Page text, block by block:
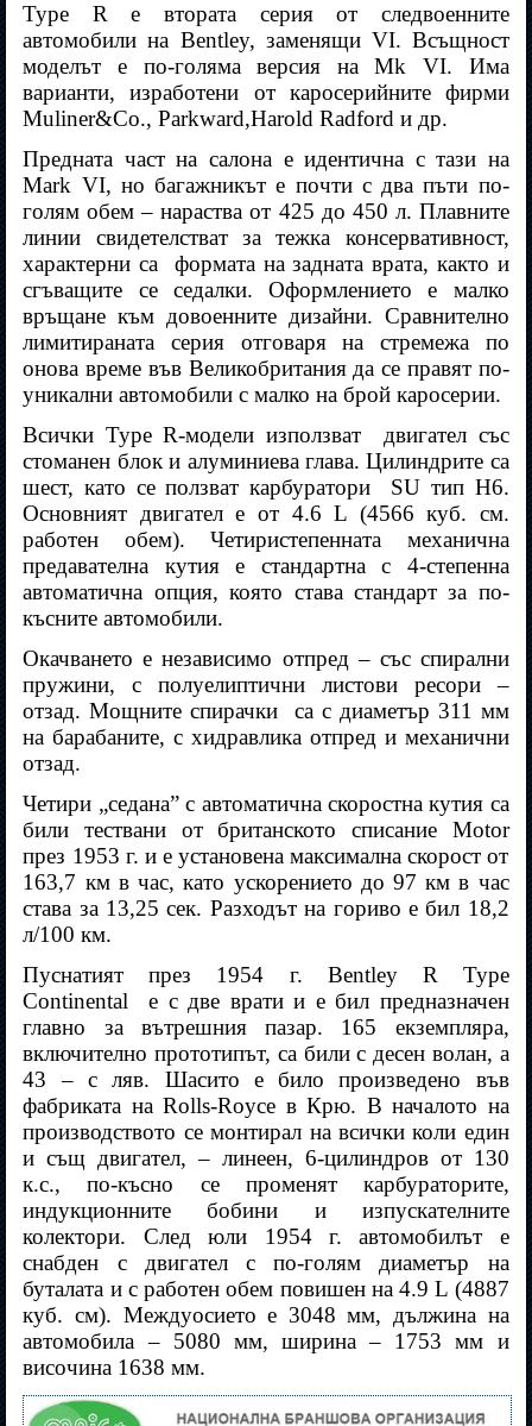
Type R е втората серия от следвоенните
автомобили на Bentley, заменящи VI. Всъщност
моделът е по-голяма версия на Mk VI. Има
варианти, изработени от каросерийните фирми
Muliner&Cо.,Parkward,Harold Radford и др.
Предната част на салона е идентична с тази на
Mark VI, но багажникът е почти с два пъти по-
голям обем – нараства от 425 до 450 л. Плавните
линии свидетелстват за тежка консервативност,
характерни са
формата на задната врата, както и
сгъващите се седалки. Оформлението е малко
връщане към довоенните дизайни. Сравнително
лимитираната серия отговаря на стремежа по
онова време във Великобритания да се правят по-
уникални автомобили с малко на брой каросерии.
Всички Type R-модели използват
двигател със
стоманен блок и алуминиева глава. Цилиндрите са
шест, като се ползват карбуратори
SU тип H6.
Основният двигател е от 4.6 L (4566 куб. см.
работен обем). Четиристепенната механична
предавателна кутия е стандартна с 4-степенна
автоматична опция, която става стандарт за по-
късните автомобили.
Окачването е независимо отпред – със спирални
пружини, с полуелиптични листови ресори –
отзад. Мощните спирачки
са с диаметър 311 мм
на барабаните, с хидравлика отпред и механични
отзад.
Четири „седана” с автоматична скоростна кутия са
били тествани от британското списание Motor
през 1953 г. и е установена максимална скорост от
163,7 км в час, като ускорението до 97 км в час
става за 13,25 сек. Разходът на гориво е бил 18,2
л/100 км.
Пуснатият през 1954 г. Bentley R Type
Continental
е с две врати и е бил предназначен
главно за вътрешния пазар. 165 екземпляра,
включително прототипът, са били с десен волан, а
43 – с ляв. Шасито е било произведено във
фабриката наRolls-Royce в Крю. В началото на
производството се монтирал на всички коли един
и същ двигател, – линеен, 6-цилиндров от 130
к.с., по-късно се променят карбураторите,
индукционните бобини и изпускателните
колектори. След юли 1954 г. автомобилът е
снабден с двигател с по-голям диаметър на
буталата и с работен обем повишен на 4.9 L (4887
куб. см). Междуосието е 3048 мм, дължина на
автомобила – 5080 мм, ширина – 1753 мм и
височина 1638 мм.